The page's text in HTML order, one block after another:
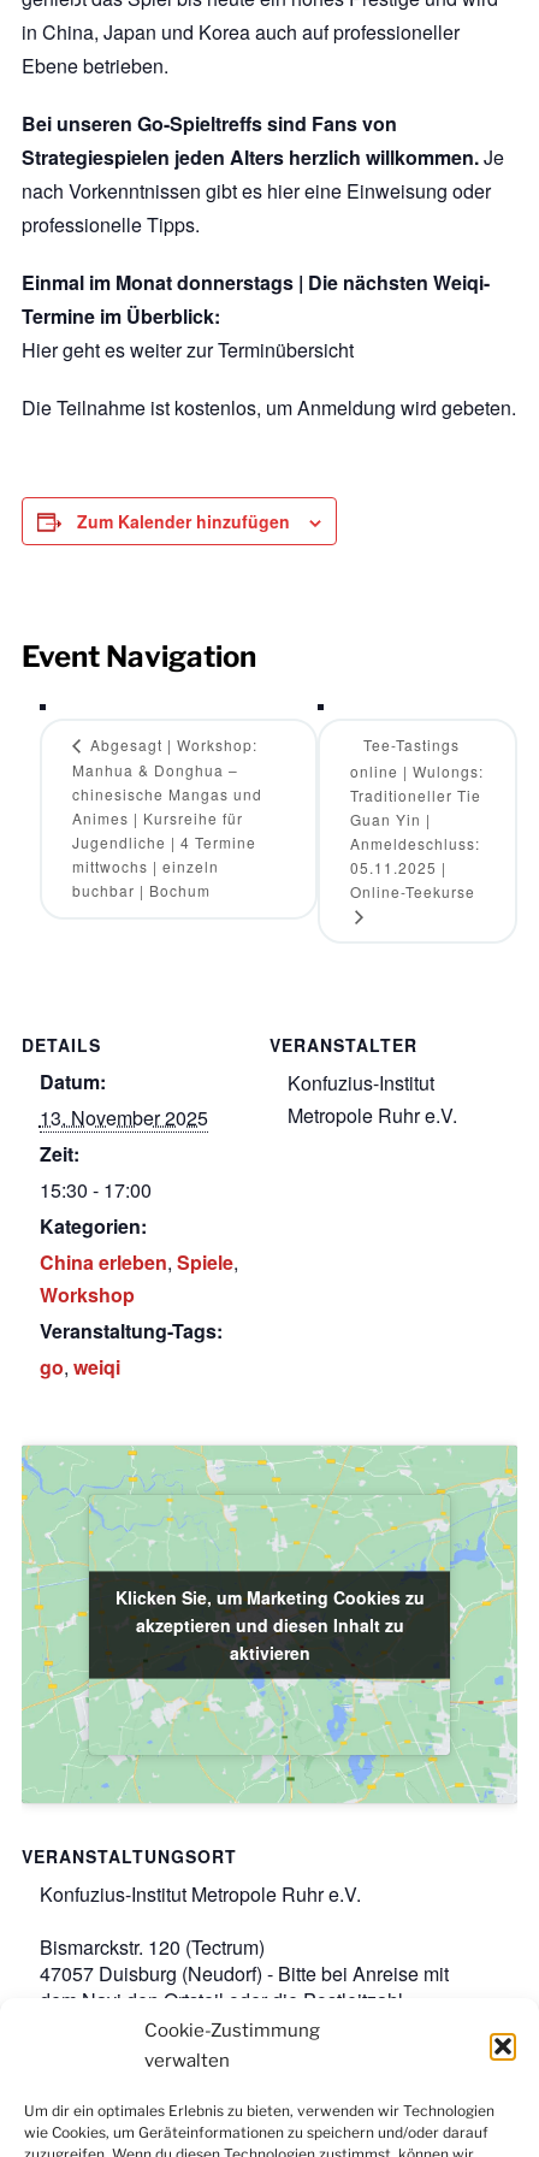
Cookie-Zustimmung
verwalten
Um dir ein optimales Erlebnis zu bieten, verwenden wir Technologien
wie Cookies, um Geräteinformationen zu speichern und/oder darauf
in China, Japan und Korea auch auf professioneller
Ebene betrieben.
Bei unseren Go-Spieltreffs sind Fans von
Strategiespielen jeden Alters herzlich willkommen.Je
nach Vorkenntnissen gibt es hier eine Einweisung oder
professionelle Tipps.
Einmal im Monat donnerstags | Die nächsten Weiqi-
Termine im Überblick:
Hier geht es weiter zur Terminübersicht
Die Teilnahme ist kostenlos, um Anmeldung wird gebeten.
Zum Kalender hinzufügen
DETAILS
Datum:
13. November 2025
Zeit:
15:30 - 17:00
Kategorien:
China erleben, Spiele,
Workshop
Veranstaltung-Tags:
go, weiqi
VERANSTALTER
Konfuzius-Institut
Metropole Ruhr e.V.
VERANSTALTUNGSORT
Konfuzius-Institut Metropole Ruhr e.V.
Bismarckstr. 120 (Tectrum)
47057 Duisburg (Neudorf) - Bitte bei Anreise mit
dem Navi den Ortsteil oder die Postleitzahl
Google-Karte anzeigen
Veranstaltungsort-Website anzeigen
Klicken Sie, um Marketing Cookies zu
akzeptieren und diesen Inhalt zu
aktivieren
Klicken Sie, um Marketing Cookies zu
akzeptieren und diesen Inhalt zu
aktivieren
Event Navigation
Abgesagt | Workshop:
Manhua & Donghua –
chinesische Mangas und
Animes | Kursreihe für
Jugendliche | 4 Termine
mittwochs | einzeln
buchbar | Bochum
Tee-Tastings
online | Wulongs:
Traditioneller Tie
Guan Yin |
Anmeldeschluss:
05.11.2025 |
Online-Teekurse
Facebook Instagram LinkedIn YouTube